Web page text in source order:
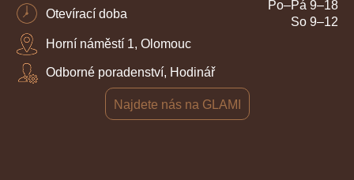
Otevírací doba
Po–Pá 9–18
So 9–12
Horní náměstí 1, Olomouc
Odborné poradenství, Hodinář
Najdete nás na GLAMI